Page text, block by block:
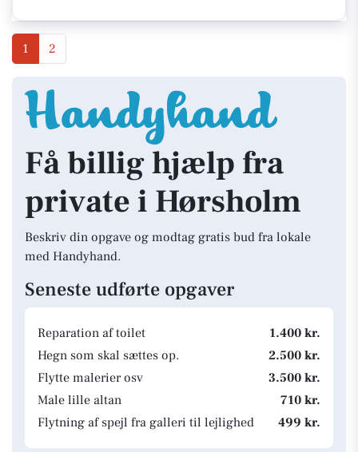
1 2
Få billig hjælp fra
private i Hørsholm
Beskriv din opgave og modtag gratis bud fra lokale
med Handyhand.
Seneste udførte opgaver
Reparation af toilet
1.400 kr.
Hegn som skal sættes op.
2.500 kr.
Flytte malerier osv
3.500 kr.
Male lille altan
710 kr.
Flytning af spejl fra galleri til lejlighed
499 kr.